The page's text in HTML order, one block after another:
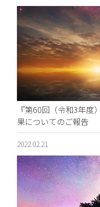
『第60回（令和3年
果についてのご報告
2022.02.21